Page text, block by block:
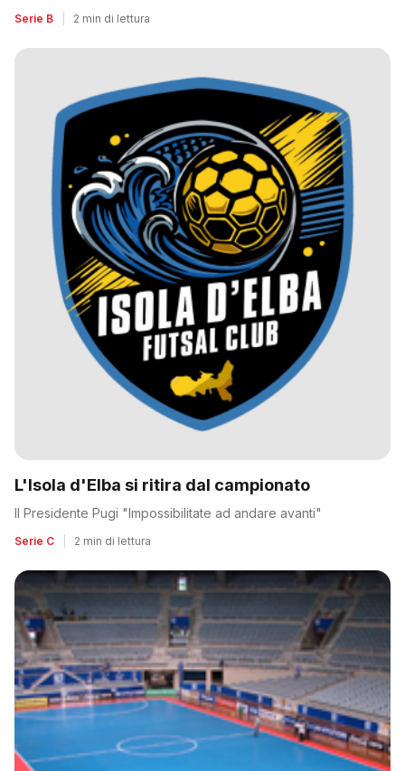
nazionali
Serie B 2 min di lettura
L'Isola d'Elba si ritira dal campionato
Il Presidente Pugi "Impossibilitate ad andare avanti"
Serie C 2 min di lettura